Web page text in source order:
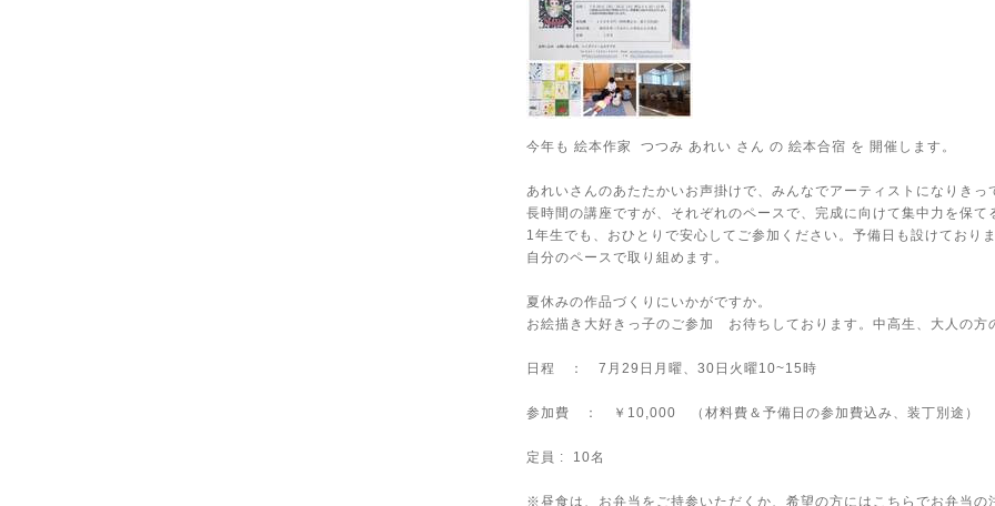
今年も 絵本作家 つつみ あれい さん の 絵本合宿 を 開催します。
あれいさんのあたたかいお声掛けで、みんなでアーティストになりきっ
長時間の講座ですが、それぞれのペースで、完成に向けて集中力を保て
1年生でも、おひとりで安心してご参加ください。予備日も設けており
自分のペースで取り組めます。
夏休みの作品づくりにいかがですか。
お絵描き大好きっ子のご参加 お待ちしております。中高生、大人の方
日程 ： 7月29日月曜、30日火曜10~15時
参加費 ： ￥10,000 （材料費＆予備日の参加費込み、装丁別途）
定員 : 10名
※昼食は、お弁当をご持参いただくか、希望の方にはこちらでお弁当の